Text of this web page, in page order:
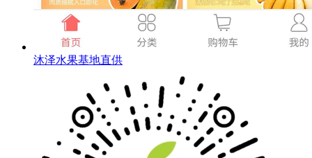
沐泽水果基地直供